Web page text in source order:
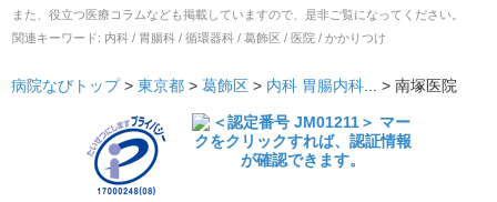
また、役立つ医療コラムなども掲載していますので、是非ご覧になってください。
関連キーワード: 内科 / 胃腸科 / 循環器科 / 葛飾区 / 医院 / かかりつけ
病院なびトップ > 東京都 > 葛飾区 > 内科 胃腸内科 ... > 南塚医院